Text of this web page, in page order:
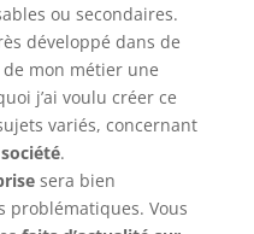
ou secondaires.
développé dans de
de mon métier une
j’ai voulu créer ce
variés, concernant
.
sera bien
Vous